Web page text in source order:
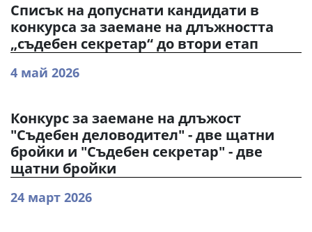
Списък на допуснати кандидати в
конкурса за заемане на длъжността
„съдебен секретар“ до втори етап
4 май 2026
Конкурс за заемане на длъжост
"Съдебен деловодител" - две щатни
бройки и "Съдебен секретар" - две
щатни бройки
24 март 2026